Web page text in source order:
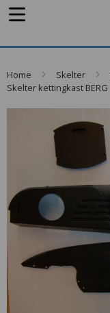
Home Skelter
Skelter kettingkast BERG
the
images
gallery